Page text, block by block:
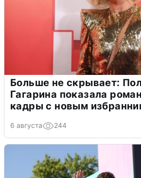
Больше не скрывает:
Гагарина показала
кадры с новым
6 августа 244